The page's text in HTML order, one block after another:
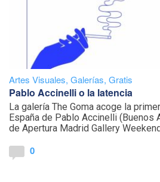
Artes Visuales, Galerías, Gratis
Pablo Accinelli o la latencia
La galería The Goma acoge la
España de Pablo Accinelli (Buenos
de Apertura Madrid Gallery
0